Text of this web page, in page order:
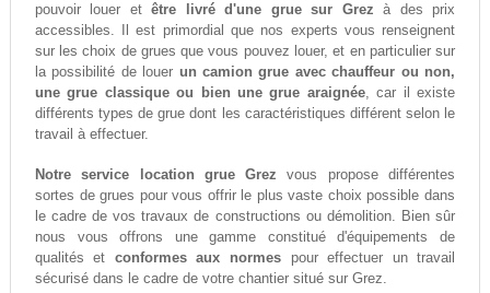
pouvoir louer etêtre livré d'une grue sur Grez à des prix
accessibles. Il est primordial que nos experts vous renseignent
sur les choix de grues que vous pouvez louer, et en particulier sur
la possibilité de louer un camion grue avec chauffeur ou non,
une grue classique ou bien une grue araignée, car il existe
différents types de grue dont les caractéristiques différent selon le
travail à effectuer.
Notre service location grue Grez vous propose différentes
sortes de grues pour vous offrir le plus vaste choix possible dans
le cadre de vos travaux de constructions ou démolition. Bien sûr
nous vous offrons une gamme constitué d'équipements de
qualités et conformes aux normes pour effectuer un travail
sécurisé dans le cadre de votre chantier situé sur Grez.